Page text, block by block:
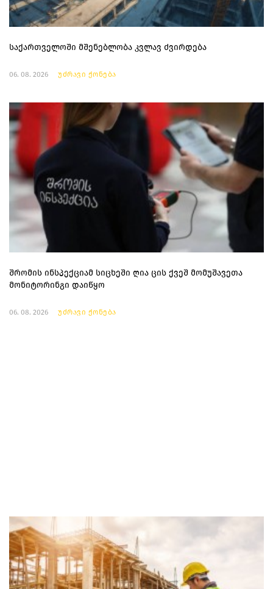
საქართველოში მშენებლობა კვლავ ძვირდება
06. 08. 2026 უძრავი ქონება
შრომის ინსპექციამ სიცხეში ღია ცის ქვეშ მომუშავეთა
მონიტორინგი დაიწყო
06. 08. 2026 უძრავი ქონება